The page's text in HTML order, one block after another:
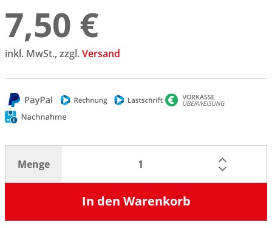
7,50 €
inkl. MwSt., zzgl.Versand
Menge
In den Warenkorb